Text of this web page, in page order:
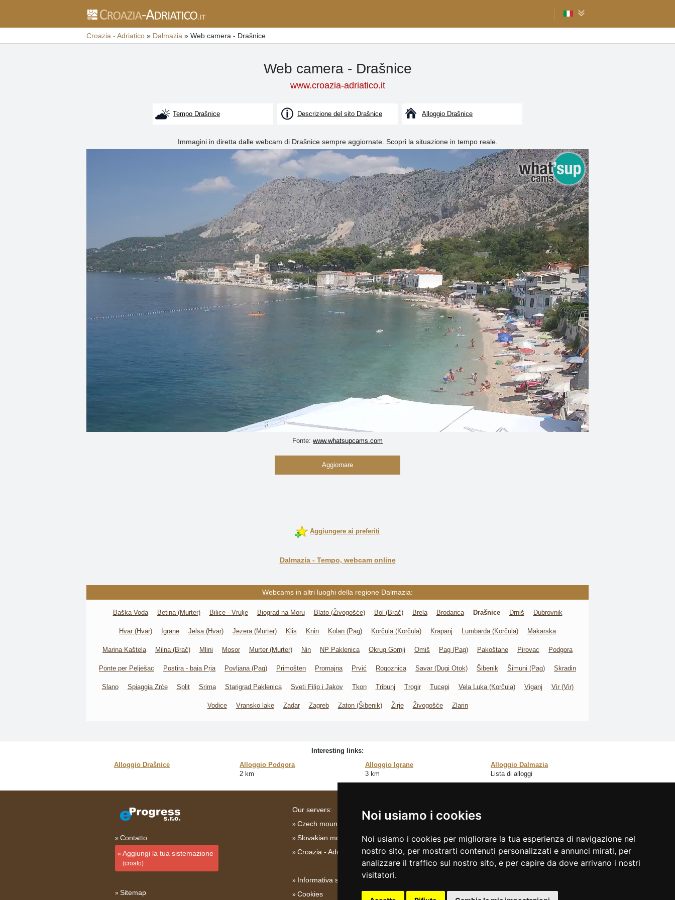
Noi usiamo i cookies
Noi usiamo i cookies per migliorare la tua esperienza di navigazione nel
nostro sito, per mostrarti contenuti personalizzati e annunci mirati, per
analizzare il traffico sul nostro sito, e per capire da dove arrivano i nostri
visitatori.
Croazia - Adriatico » Dalmazia » Web camera - Drašnice
Web camera - Drašnice
www.croazia-adriatico.it
Tempo Drašnice Descrizione del sito Drašnice Alloggio Drašnice
Immagini in diretta dalle webcam di Drašnice sempre aggiornate. Scopri la situazione in tempo reale.
Fonte: www.whatsupcams.com
Aggiornare
Aggiungere ai preferiti
Dalmazia - Tempo, webcam online
Webcams in altri luoghi della regione Dalmazia:
Baška Voda Betina (Murter) Bilice - Vrulje Biograd na Moru Blato (Živogošće) Bol (Brač) Brela Brodarica Drašnice Drniš Dubrovnik
Hvar (Hvar) Igrane Jelsa (Hvar) Jezera (Murter) Klis Knin Kolan (Pag) Korčula (Korčula) Krapanj Lumbarda (Korčula) Makarska
Marina Kaštela Milna (Brač) Mlini Mosor Murter (Murter) Nin NP Paklenica Okrug Gornji Omiš Pag (Pag) Pakoštane Pirovac Podgora
Ponte per Pelješac Postira - baia Prja Povljana (Pag) Primošten Promajna Prvić Rogoznica Savar (Dugi Otok) Šibenik Šimuni (Pag) Skradin
Slano Spiaggia Zrće Split Srima Starigrad Paklenica Sveti Filip i Jakov Tkon Tribunj Trogir Tucepi Vela Luka (Korčula) Viganj Vir (Vir)
Vodice Vransko lake Zadar Zagreb Zaton (Šibenik) Žirje Živogošće Zlarin
Interesting links:
Alloggio Drašnice
Alloggio Podgora
2 km
Alloggio Igrane
3 km
Alloggio Dalmazia
Lista di alloggi
Contatto
Aggiungi la tua sistemazione
(croato)
Sitemap
Our servers:
Czech mountains
Slovakian mountains
Croazia - Adriatico
Informativa su privacy
Cookies
Catalogo alloggi